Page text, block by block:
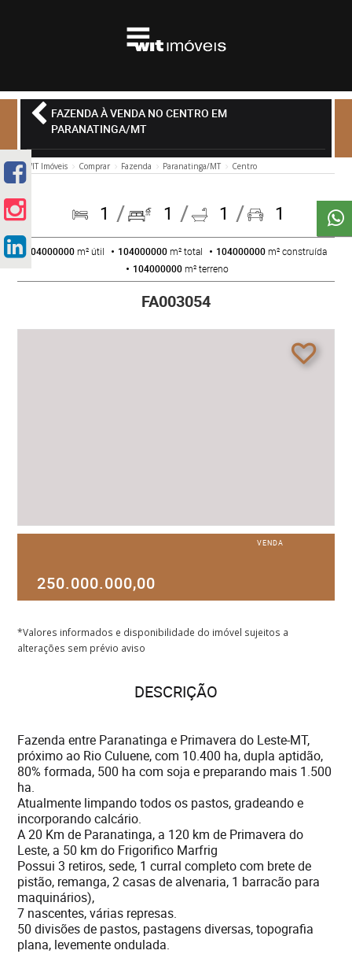
FAZENDA À VENDA NO CENTRO EM
PARANATINGA/MT
WIT Imóveis Comprar Fazenda Paranatinga/MT Centro
1 1 1 1
104000000m² útil 104000000m² total 104000000m² construída
104000000m² terreno
FA003054
VENDA
250.000.000,00
*Valores informados e disponibilidade do imóvel sujeitos a
alterações sem prévio aviso
DESCRIÇÃO
Fazenda entre Paranatinga e Primavera do Leste-MT,
próximo ao Rio Culuene, com 10.400 ha, dupla aptidão,
80% formada, 500 ha com soja e preparando mais 1.500
ha.
Atualmente limpando todos os pastos, gradeando e
incorporando calcário.
A 20 Km de Paranatinga, a 120 km de Primavera do
Leste, a 50 km do Frigorifico Marfrig
Possui 3 retiros, sede, 1 curral completo com brete de
pistão, remanga, 2 casas de alvenaria, 1 barracão para
maquinários),
7 nascentes, várias represas.
50 divisões de pastos, pastagens diversas, topografia
plana, levemente ondulada.